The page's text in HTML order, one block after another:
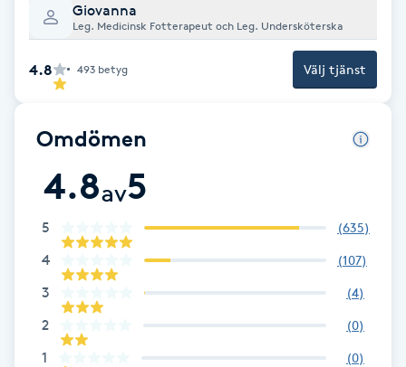
Bröllopsuppsättning
Celluliter
Coachning
Color correction
Cryoterapi
Damklippning
Dermapen
Giovanna
Leg. Medicinsk Fotterapeut och Leg. Undersköterska
4.8 493 betyg Välj tjänst
Omdömen
4.8av5
5 (635)
4 (107)
3 (4)
2 (0)
1 (0)